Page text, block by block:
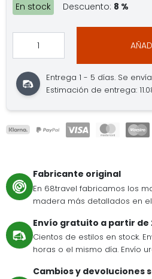
En stock Descuento: 8 %
Entrega 1 - 5 días. Se
Estimación de entrega:
Fabricante original
En 68travel fabricamos los
madera más detallados en
Envío gratuito a partir de
Cientos de estilos en stock.
horas o el mismo día. Envío
Cambios y devoluciones